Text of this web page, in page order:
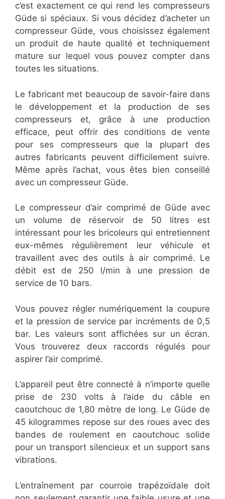
c’est exactement ce qui rend les compresseurs
Güde si spéciaux. Si vous décidez d’acheter un
compresseur Güde, vous choisissez également
un produit de haute qualité et techniquement
mature sur lequel vous pouvez compter dans
toutes les situations.
Le fabricant met beaucoup de savoir-faire dans
le développement et la production de ses
compresseurs et, grâce à une production
efficace, peut offrir des conditions de vente
pour ses compresseurs que la plupart des
autres fabricants peuvent difficilement suivre.
Même après l’achat, vous êtes bien conseillé
avec un compresseur Güde.
Le compresseur d’air comprimé de Güde avec
un volume de réservoir de 50 litres est
intéressant pour les bricoleurs qui entretiennent
eux-mêmes régulièrement leur véhicule et
travaillent avec des outils à air comprimé. Le
débit est de 250 l/min à une pression de
service de 10 bars.
Vous pouvez régler numériquement la coupure
et la pression de service par incréments de 0,5
bar. Les valeurs sont affichées sur un écran.
Vous trouverez deux raccords régulés pour
aspirer l’air comprimé.
L’appareil peut être connecté à n’importe quelle
prise de 230 volts à l’aide du câble en
caoutchouc de 1,80 mètre de long. Le Güde de
45 kilogrammes repose sur des roues avec des
bandes de roulement en caoutchouc solide
pour un transport silencieux et un support sans
vibrations.
L’entraînement par courroie trapézoïdale doit